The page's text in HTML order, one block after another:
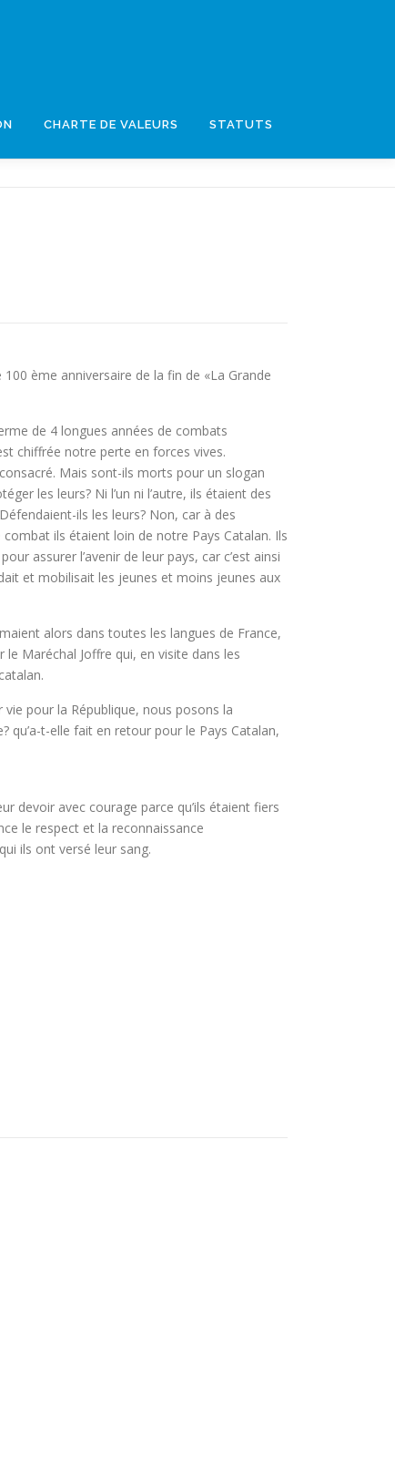
CHARTE DE VALEURS STATUTS
ème anniversaire de la fin de «La Grande
de 4 longues années de combats
chiffrée notre perte en forces vives.
Mais sont-ils morts pour un slogan
les leurs? Ni l’un ni l’autre, ils étaient des
Défendaient-ils les leurs? Non, car à des
ils étaient loin de notre Pays Catalan. Ils
assurer l’avenir de leur pays, car c’est ainsi
et mobilisait les jeunes et moins jeunes aux
alors dans toutes les langues de France,
Maréchal Joffre qui, en visite dans les
pour la République, nous posons la
qu’a-t-elle fait en retour pour le Pays Catalan,
devoir avec courage parce qu’ils étaient fiers
le respect et la reconnaissance
ils ont versé leur sang.